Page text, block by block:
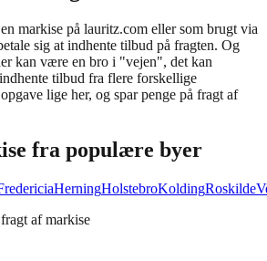
markise på lauritz.com eller som brugt via
sig at indhente tilbud på fragten. Og
kan være en bro i "vejen", det kan
tilbud fra flere forskellige
lige her, og spar penge på fragt af
fra populære byer
HerningHolstebroKoldingRoskilde
af markise